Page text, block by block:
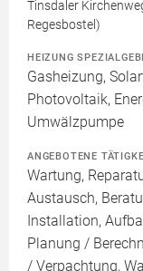
Tinsdaler
Regesbostel)
HEIZUNG
Gasheizung,
Photovoltaik,
Umwälzpumpe
ANGEBOTENE
Wartung,
Austausch,
Installation,
Planung /
/ Verpachtung,